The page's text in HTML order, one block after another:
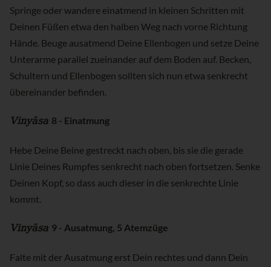
Springe oder wandere einatmend in kleinen Schritten mit
Deinen Füßen etwa den halben Weg nach vorne Richtung
Hände. Beuge ausatmend Deine Ellenbogen und setze Deine
Unterarme parallel zueinander auf dem Boden auf. Becken,
Schultern und Ellenbogen sollten sich nun etwa senkrecht
übereinander befinden.
Vinyāsa 8 - Einatmung
Hebe Deine Beine gestreckt nach oben, bis sie die gerade
Linie Deines Rumpfes senkrecht nach oben fortsetzen. Senke
Deinen Kopf, so dass auch dieser in die senkrechte Linie
kommt.
Vinyāsa 9 - Ausatmung, 5 Atemzüge
Falte mit der Ausatmung erst Dein rechtes und dann Dein